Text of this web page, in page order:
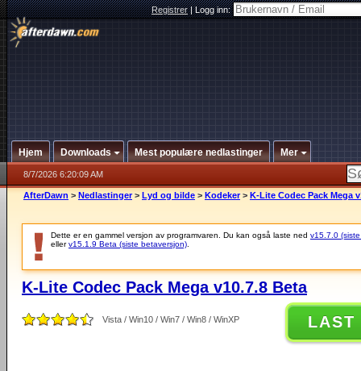
Registrer|Logg inn:
Hjem Downloads Mest populære nedlastinger Mer
8/7/2026 6:20:09 AM
AfterDawn > Nedlastinger > Lyd og bilde > Kodeker > K-Lite Codec Pack Mega
Dette er en gammel versjon av programvaren. Du kan også laste ned v15.7.0
ellerv15.1.9 Beta (siste betaversjon)
K-Lite Codec Pack Mega v10.7.8 Beta
Vista / Win10 / Win7 / Win8 / WinXP LAST